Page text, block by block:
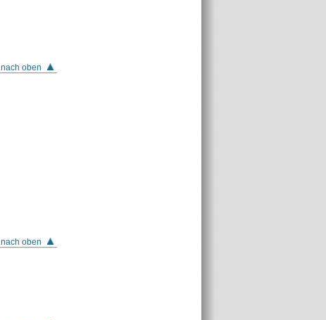
nach oben
nach oben